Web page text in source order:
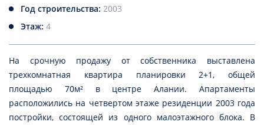
Год строительства: 2003
Этаж: 4
На срочную продажу от собственника выставлена
трехкомнатная квартира планировки 2+1, общей
площадью 70м² в центре Алании. Апартаменты
расположились на четвертом этаже резиденции 2003 года
постройки, состоящей из одного малоэтажного блока. В